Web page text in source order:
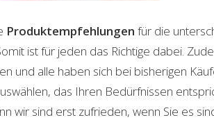
Produktempfehlungen für die
ist für jeden das Richtige dabei.
und alle haben sich bei bisherigen
das Ihren Bedürfnissen
wir sind erst zufrieden, wenn Sie es